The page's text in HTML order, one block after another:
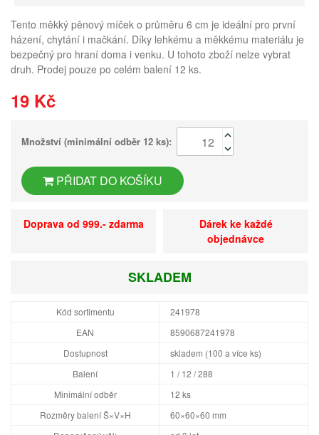
Tento měkký pěnový míček o průměru 6 cm je ideální pro první
házení, chytání i mačkání. Díky lehkému a měkkému materiálu je
bezpečný pro hraní doma i venku. U tohoto zboží nelze vybrat
druh. Prodej pouze po celém balení 12 ks.
19 Kč
Množství (minimální odběr 12 ks):
PŘIDAT DO KOŠÍKU
Doprava od 999.- zdarma
Dárek ke každé
objednávce
SKLADEM
Kód sortimentu
241978
EAN
8590687241978
Dostupnost
skladem (100 a více ks)
Balení
1 / 12 / 288
Minimální odběr
12 ks
Rozměry balení Š×V×H
60×60×60 mm